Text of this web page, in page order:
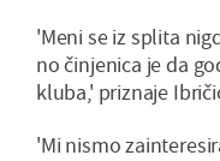
'Meni se iz splita
no činjenica je da
kluba,' priznaje
'Mi nismo